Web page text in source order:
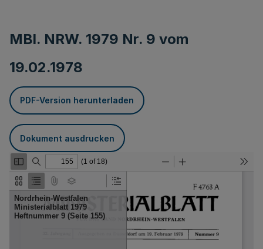
MBl. NRW. 1979 Nr. 9 vom
19.02.1978
PDF-Version herunterladen
Dokument ausdrucken